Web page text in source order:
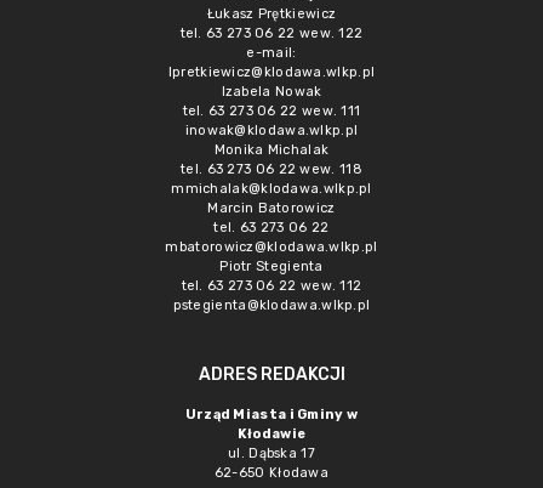
Łukasz Prętkiewicz
tel. 63 273 06 22 wew. 122
e-mail:
lpretkiewicz@klodawa.wlkp.pl
Izabela Nowak
tel. 63 273 06 22 wew. 111
inowak@klodawa.wlkp.pl
Monika Michalak
tel. 63 273 06 22 wew. 118
mmichalak@klodawa.wlkp.pl
Marcin Batorowicz
tel. 63 273 06 22
mbatorowicz@klodawa.wlkp.pl
Piotr Stegienta
tel. 63 273 06 22 wew. 112
pstegienta@klodawa.wlkp.pl
ADRES REDAKCJI
Urząd Miasta i Gminy w
Kłodawie
ul. Dąbska 17
62-650 Kłodawa